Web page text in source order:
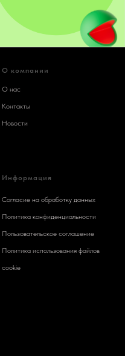
О компании
О нас
Контакты
Новости
Информация
Согласие на обработку данных
Политика конфиденциальности
Пользовательское соглашение
Политика использования файлов
cookie